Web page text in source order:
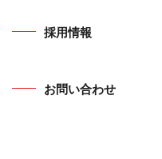
採用情報
お問い合わせ